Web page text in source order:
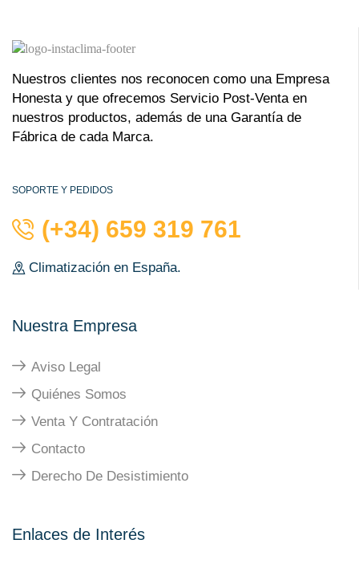
Nuestros clientes nos reconocen como una Empresa
Honesta y que ofrecemos Servicio Post-Venta en
nuestros productos, además de una Garantía de
Fábrica de cada Marca.
SOPORTE Y PEDIDOS
(+34) 659 319 761
Climatización en España.
Nuestra Empresa
Aviso Legal
Quiénes Somos
Venta Y Contratación
Contacto
Derecho De Desistimiento
Enlaces de Interés